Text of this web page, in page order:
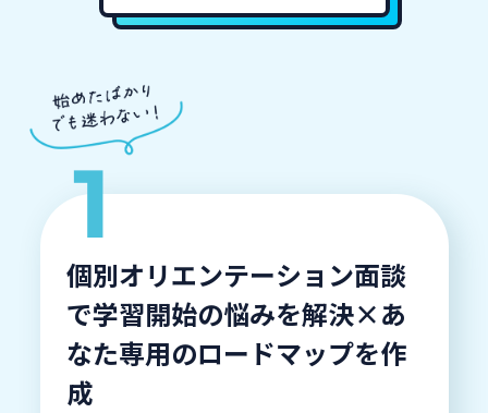
個別オリエンテーション面談
で学習開始の悩みを解決×あ
なた専用のロードマップを作
成